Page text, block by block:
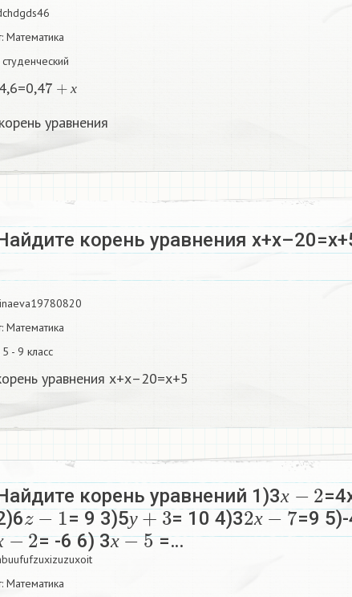
Математика
студенческий
х
7
уравнения
корень уравнения
Математика
5 - 9 класс
уравнения х+х–20=х+5
корень уравнений 1)3х
х−2
z−1 = 9 3)5 у
у+3 = 10 4)3 х
2х−7 =9
−2 = -6 6) 3х
х−5 =…
Математика